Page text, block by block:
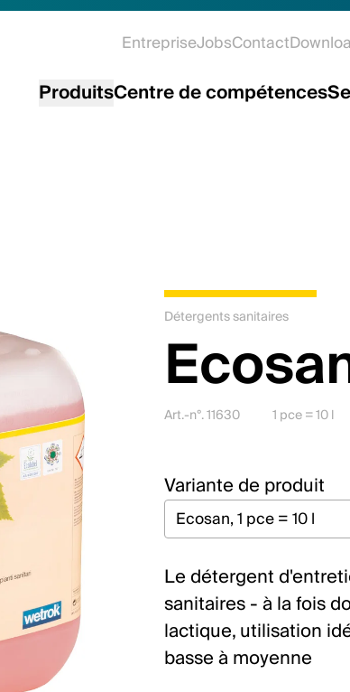
EntrepriseJobsContact
ProduitsCentre de compétences
Détergents sanitaires
Art.-n°. 11630 1 pce = 10 l
Variante de produit
Le détergent
sanitaires - à la fois
lactique, utilisation
basse à moyenne